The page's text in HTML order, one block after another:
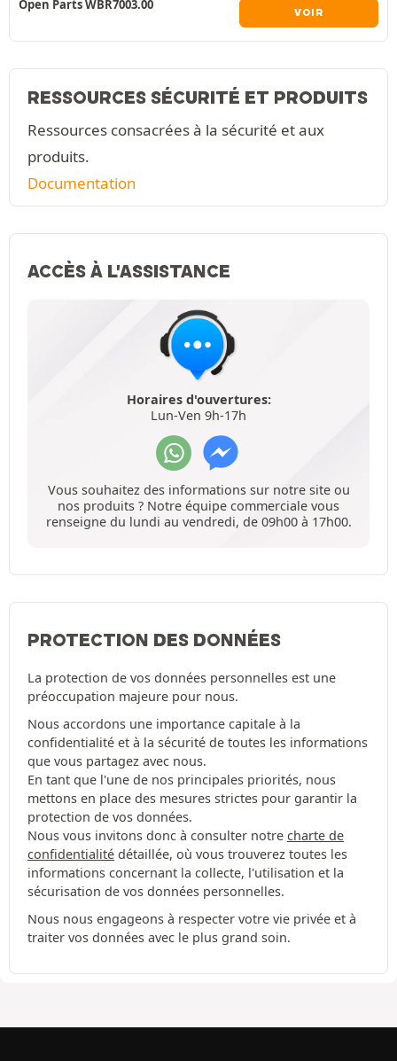
Open Parts WBR7003.00
VOIR
RESSOURCES SÉCURITÉ ET PRODUITS
Ressources consacrées à la sécurité et aux
produits.
Documentation
ACCÈS À L'ASSISTANCE
Horaires d'ouvertures:
Lun-Ven 9h-17h
Vous souhaitez des informations sur notre site ou
nos produits ? Notre équipe commerciale vous
renseigne du lundi au vendredi, de 09h00 à 17h00.
PROTECTION DES DONNÉES
La protection de vos données personnelles est une
préoccupation majeure pour nous.
Nous accordons une importance capitale à la
confidentialité et à la sécurité de toutes les informations
que vous partagez avec nous.
En tant que l'une de nos principales priorités, nous
mettons en place des mesures strictes pour garantir la
protection de vos données.
Nous vous invitons donc à consulter notre charte de
confidentialité détaillée, où vous trouverez toutes les
informations concernant la collecte, l'utilisation et la
sécurisation de vos données personnelles.
Nous nous engageons à respecter votre vie privée et à
traiter vos données avec le plus grand soin.